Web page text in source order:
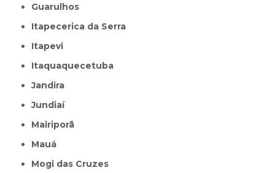
Guarulhos
Itapecerica da Serra
Itapevi
Itaquaquecetuba
Jandira
Jundiaí
Mairiporã
Mauá
Mogi das Cruzes